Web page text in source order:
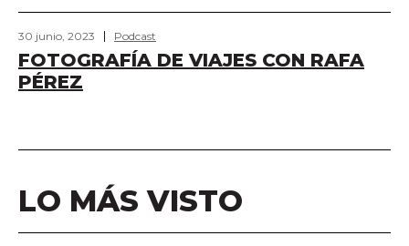
30 junio, 2023 Podcast
FOTOGRAFÍA DE VIAJES CON RAFA
PÉREZ
LO MÁS VISTO